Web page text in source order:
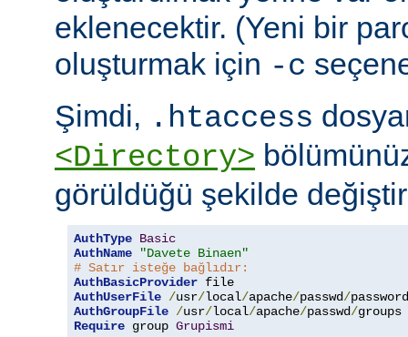
eklenecektir. (Yeni bir
oluşturmak için -c
Şimdi, .htaccess
<Directory>
görüldüğü şekilde
AuthType Basic
AuthName
"Davete Binaen"
# Satır isteğe bağlıdır:
AuthBasicProvider
AuthUserFile /usr/local/apache/passwd/
AuthGroupFile /usr/local/apache/passwd/
Require group Grupismi